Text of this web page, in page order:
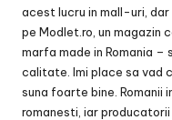
acest lucru in mall-uri,
pe Modlet.ro, un magazin
marfa made in Romania
calitate. Imi place sa vad
suna foarte bine. Romanii
romanesti, iar